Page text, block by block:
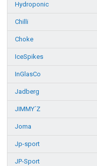
Hydroponic
Chilli
Choke
IceSpikes
InGlasCo
Jadberg
JIMMY´Z
Joma
Jp-sport
JP-Sport